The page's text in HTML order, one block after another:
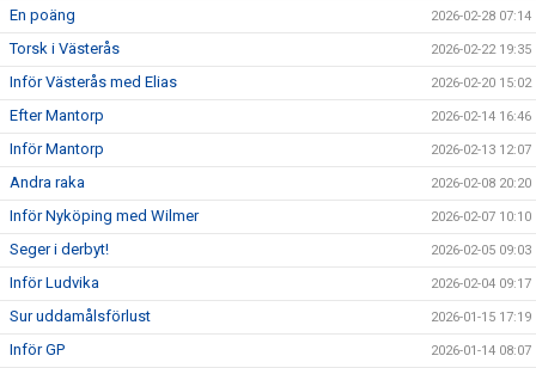
En poäng 2026-02-28 07:14
Torsk i Västerås 2026-02-22 19:35
Inför Västerås med Elias 2026-02-20 15:02
Efter Mantorp 2026-02-14 16:46
Inför Mantorp 2026-02-13 12:07
Andra raka 2026-02-08 20:20
Inför Nyköping med Wilmer 2026-02-07 10:10
Seger i derbyt! 2026-02-05 09:03
Inför Ludvika 2026-02-04 09:17
Sur uddamålsförlust 2026-01-15 17:19
Inför GP 2026-01-14 08:07